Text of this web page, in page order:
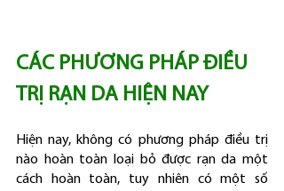
CÁC PHƯƠNG PHÁP ĐIỀU
TRỊ RẠN DA HIỆN NAY
Hiện nay, không có phương pháp điều trị
nào hoàn toàn loại bỏ được rạn da một
cách hoàn toàn, tuy nhiên có một số